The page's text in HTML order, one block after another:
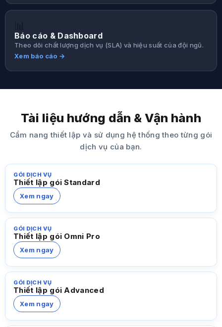
Báo cáo & Dashboard
Theo dõi chất lượng dịch vụ (SLA) và hiệu suất của đội ngũ.
Xem báo cáo →
Tài liệu hướng dẫn & Vận hành
Cẩm nang thiết lập và sử dụng hệ thống theo từng gói
dịch vụ của bạn.
GÓI DỊCH VỤ
Thiết lập gói Standard
Xem ngay
GÓI DỊCH VỤ
Thiết lập gói Omni Pro
Xem ngay
GÓI DỊCH VỤ
Thiết lập gói Advanced
Xem ngay